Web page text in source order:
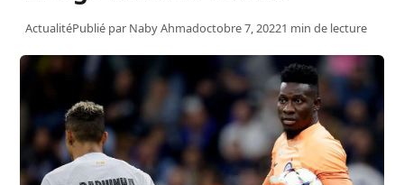
ActualitéPublié par Naby Ahmadoctobre 7, 20221 min de lecture